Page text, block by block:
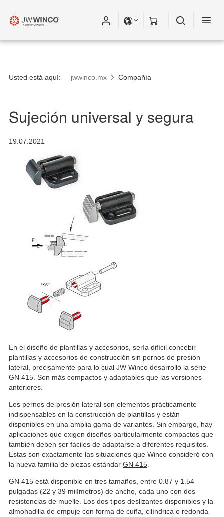
Usted está aquí: jwwinco.mx Compañía
Sujeción universal y segura
19.07.2021
En el diseño de plantillas y accesorios, sería difícil concebir
plantillas y accesorios de construcción sin pernos de presión
lateral, precisamente para lo cual JW Winco desarrolló la serie
GN 415. Son más compactos y adaptables que las versiones
anteriores.
Los pernos de presión lateral son elementos prácticamente
indispensables en la construcción de plantillas y están
disponibles en una amplia gama de variantes. Sin embargo, hay
aplicaciones que exigen diseños particularmente compactos que
también deben ser fáciles de adaptarse a diferentes requisitos.
Estas son exactamente las situaciones que Winco consideró con
la nueva familia de piezas estándar GN 415
GN 415 está disponible en tres tamaños, entre 0.87 y 1.54
pulgadas (22 y 39 milímetros) de ancho, cada uno con dos
resistencias de muelle. Los dos tipos deslizantes disponibles y la
almohadilla de empuje con forma de cuña, cilíndrica o redonda